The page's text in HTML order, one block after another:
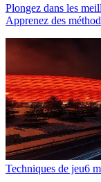
Plongez dans les
Apprenez des
Techniques de jeu6